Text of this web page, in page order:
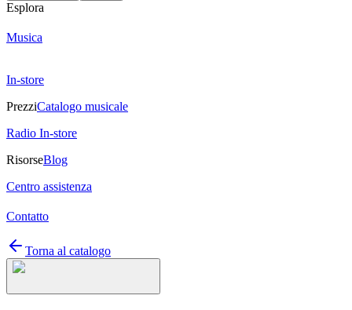
Esplora
Musica
In-store
PrezziCatalogo musicale
Radio In-store
RisorseBlog
Centro assistenza
Contatto
Torna al catalogo